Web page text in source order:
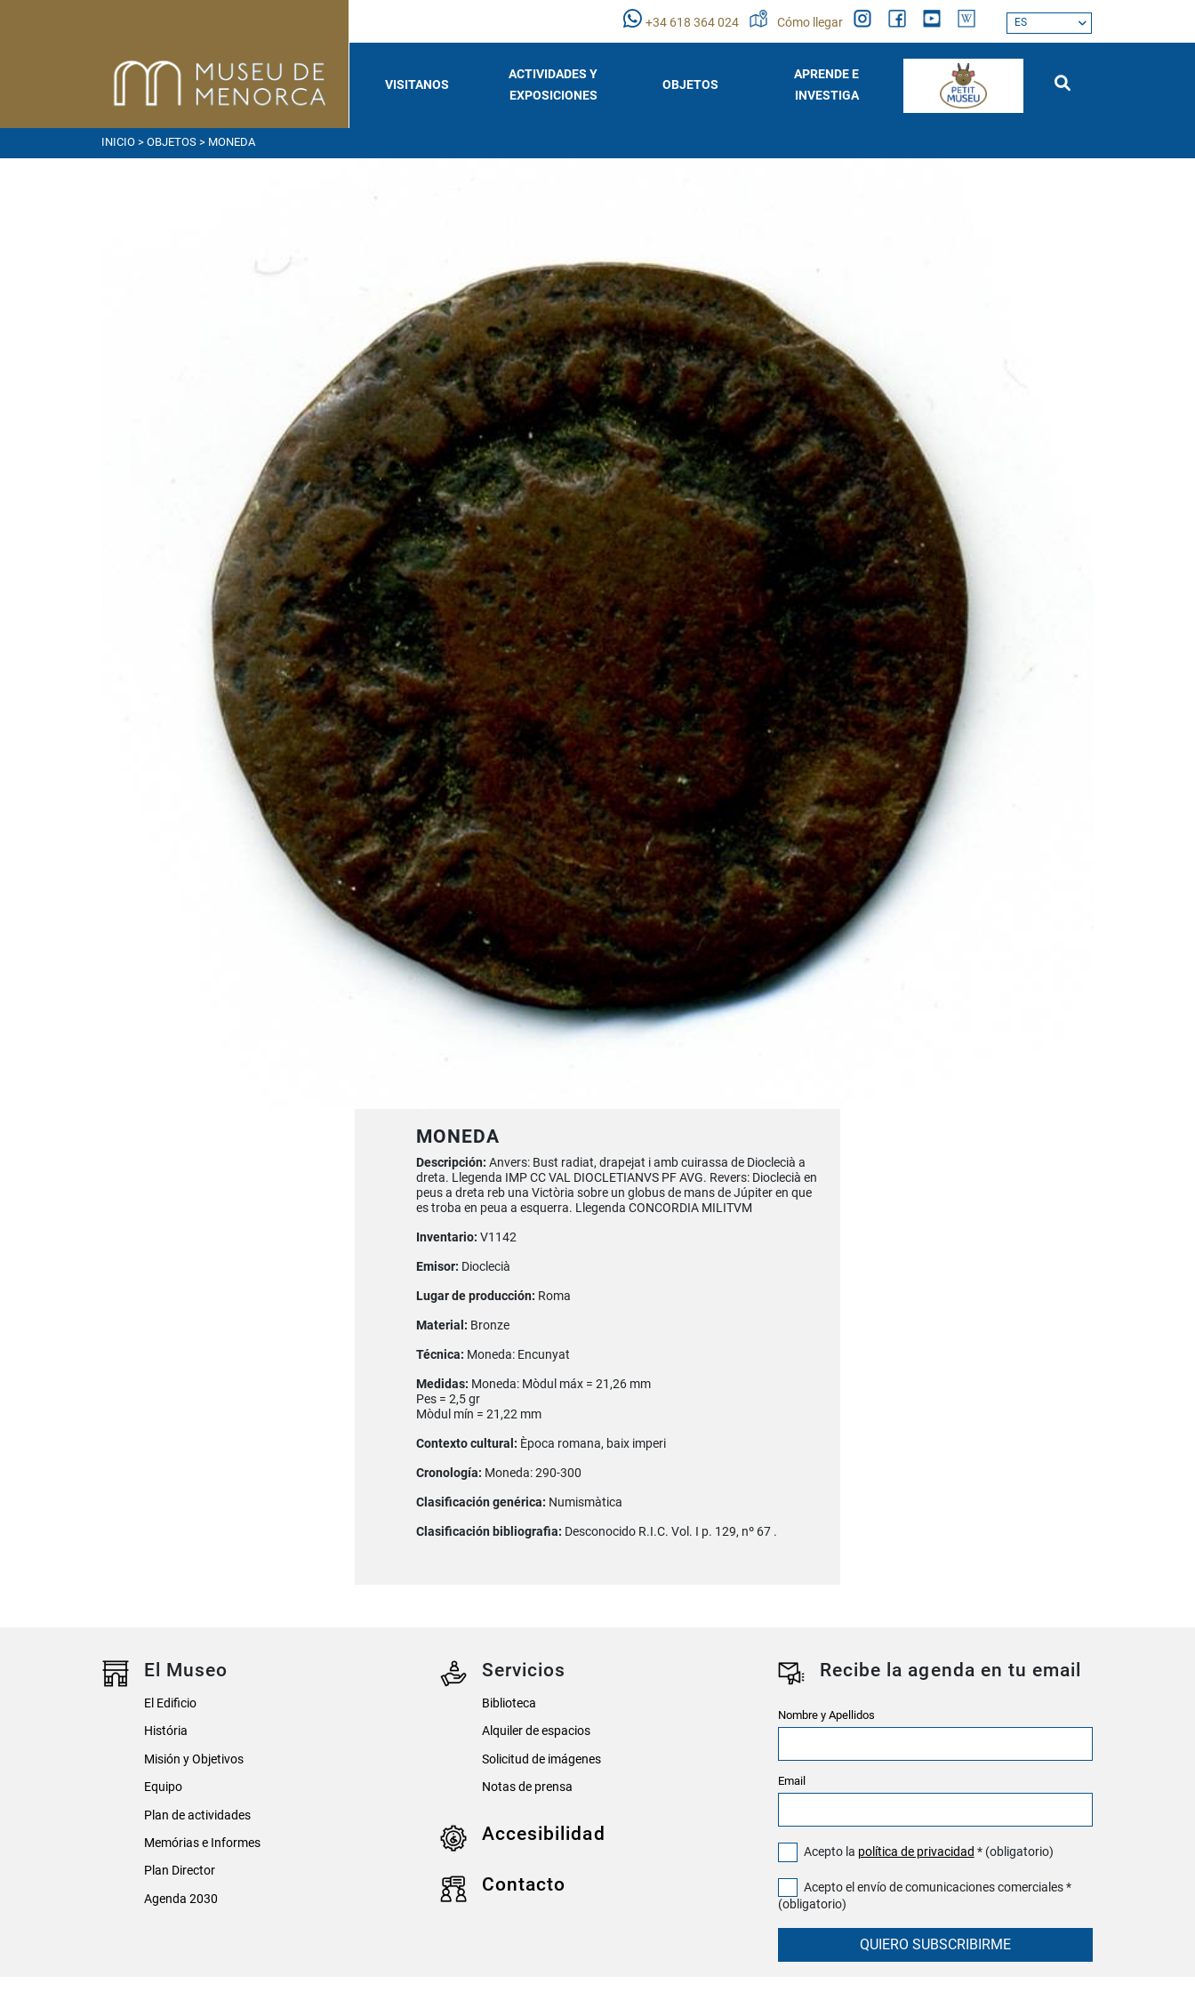
+34 618 364 024 Cómo llegar ES
VISITANOS
ACTIVIDADES Y
EXPOSICIONES
OBJETOS
APRENDE E
INVESTIGA
INICIO > OBJETOS > MONEDA
MONEDA
Descripción: Anvers: Bust radiat, drapejat i amb cuirassa de Dioclecià a
dreta. Llegenda IMP CC VAL DIOCLETIANVS PF AVG. Revers: Dioclecià en
peus a dreta reb una Victòria sobre un globus de mans de Júpiter en que
es troba en peua a esquerra. Llegenda CONCORDIA MILITVM
Inventario: V1142
Emisor: Dioclecià
Lugar de producción: Roma
Material: Bronze
Técnica: Moneda: Encunyat
Medidas: Moneda: Mòdul máx = 21,26 mm
Pes = 2,5 gr
Mòdul mín = 21,22 mm
Contexto cultural: Època romana, baix imperi
Cronología: Moneda: 290-300
Clasificación genérica: Numismàtica
Clasificación bibliografia: Desconocido R.I.C. Vol. I p. 129, nº 67 .
El Museo
El Edificio
História
Misión y Objetivos
Equipo
Plan de actividades
Memórias e Informes
Plan Director
Agenda 2030
Servicios
Biblioteca
Alquiler de espacios
Solicitud de imágenes
Notas de prensa
Accesibilidad
Contacto
Recibe la agenda en tu email
Nombre y Apellidos
Email
Acepto la política de privacidad * (obligatorio)
Acepto el envío de comunicaciones comerciales *
(obligatorio)
QUIERO SUBSCRIBIRME